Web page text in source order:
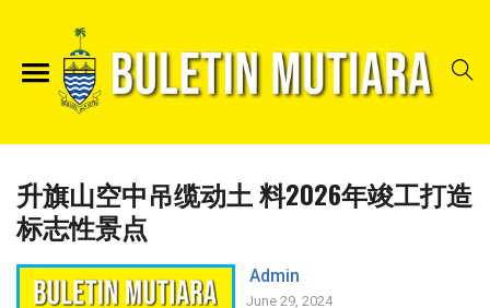
升旗山空中吊缆动土 料2026年竣工打造
标志性景点
Admin
June 29, 2024